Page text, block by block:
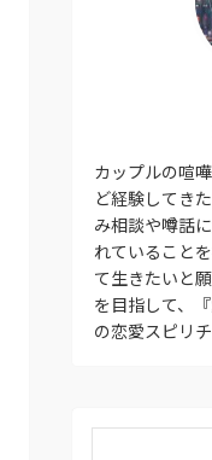
カップルの喧
ど経験してき
み相談や噂話
れていること
て生きたいと
を目指して、
の恋愛スピリ